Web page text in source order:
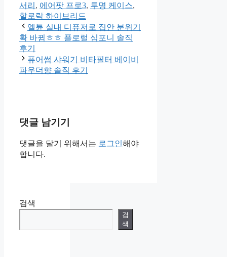
서리 , 에어팟 프로3, 투명 케이스,
할로락 하이브리드
엘튠 실내 디퓨저로 집안 분위기
확 바뀜ㅎㅎ 플로럴 심포니 솔직
후기
퓨어썸 샤워기 비타필터 베이비
파우더향 솔직 후기
댓글 남기기
댓글을 달기 위해서는 로그인해야
합니다.
검색
검
색